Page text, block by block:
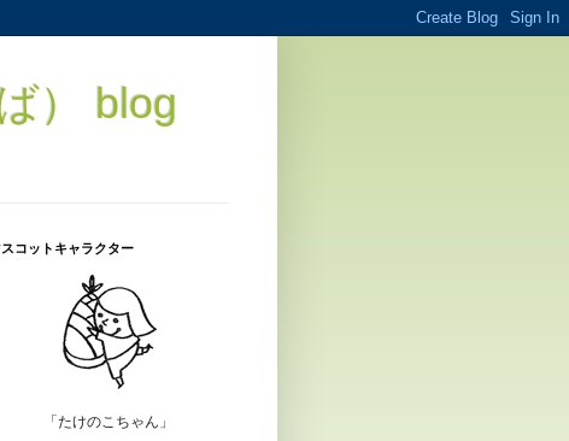
） blog
コットキャラクター
「たけのこちゃん」